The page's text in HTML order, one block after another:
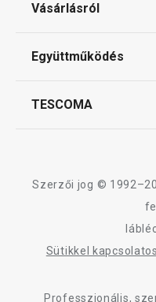
Gyakori kérdések
Vásárlásról
Reklamáció és
Együttműködés
TESCOMA
Szerzői jog ©
Sütikkel
Professzionális,